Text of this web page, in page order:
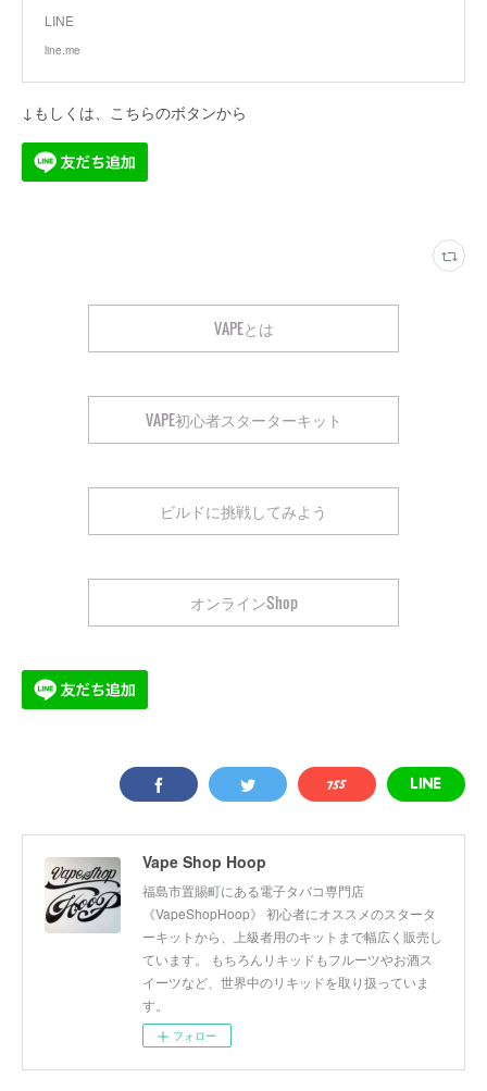
LINE
line.me
↓もしくは、こちらのボタンから
VAPEとは
VAPE初心者スターターキット
ビルドに挑戦してみよう
オンラインShop
Vape Shop Hoop
福島市置賜町にある電子タバコ専門店
《VapeShopHoop》 初心者にオススメのスタータ
ーキットから、上級者用のキットまで幅広く販売し
ています。 もちろんリキッドもフルーツやお酒ス
イーツなど、世界中のリキッドを取り扱っていま
す。
フォロー